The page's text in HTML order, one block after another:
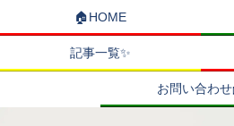
🏠HOME
記事一覧✨
お問い合わ